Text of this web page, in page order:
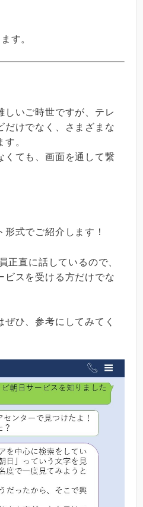
す。
しいご時世ですが、テレ
だけでなく、さまざまな
。
くても、画面を通して繋
式でご紹介します！
正直に話しているので、
ビスを受ける方だけでな
ひ、参考にしてみてく